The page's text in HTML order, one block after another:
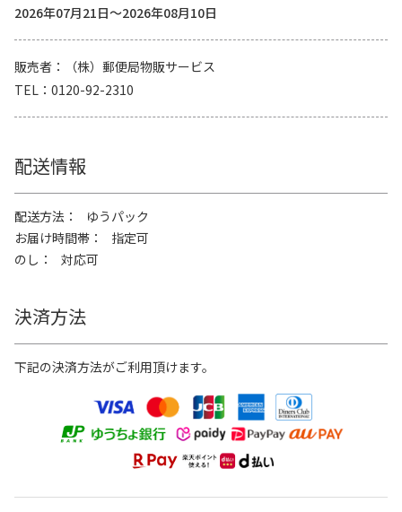
2026年07月21日～2026年08月10日
販売者
（株）郵便局物販サービス
TEL
0120-92-2310
配送情報
配送方法
ゆうパック
お届け時間帯
指定可
のし
対応可
決済方法
下記の決済方法がご利用頂けます。